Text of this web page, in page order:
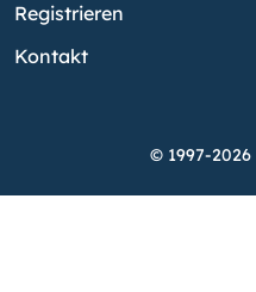
Registrieren
Kontakt
© 1997-2026